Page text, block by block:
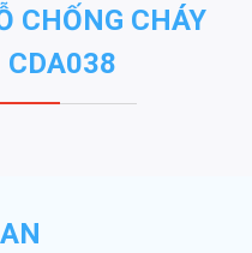
CHỐNG CHÁY